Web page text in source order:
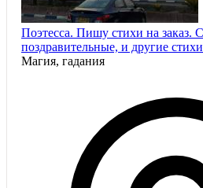
Поэтесса. Пишу стихи на заказ.
поздравительные, и другие
Магия, гадания